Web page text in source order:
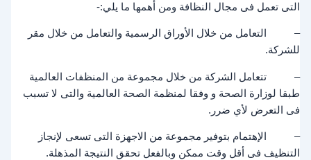
التى تعمل فى مجال النظافة ومن أهمها ما يلي:-
– التعامل من خلال الأوراق الرسمية والتعامل من خلال مقر
للشركة.
– تتعامل الشركة من خلال مجموعة من المنظفات العالمية
طبقا لوزارة الصحة و وفقا لمنظمة الصحة العالمية والتى لا تسبب
فى التعرض لأي ضرر.
– الإهتمام بتوفير مجموعة من الاجهزة التى تسعى لإنجاز
التنظيف فى أقل وقت ممكن وبالفعل تحقق النتيجة المذهلة.